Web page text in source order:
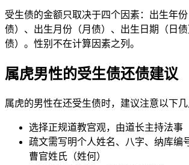
受生债的金额只取决于四个因素：出生年
债）、出生月份（月债）、出生日期（日
债）。性别不在计算因素之列。
属虎男性的受生债还债建议
属虎的男性在还受生债时，建议注意以下几
选择正规道教宫观，由道长主持法事
疏文需写明个人姓名、八字、纳库编
曹官姓氏（姓何）